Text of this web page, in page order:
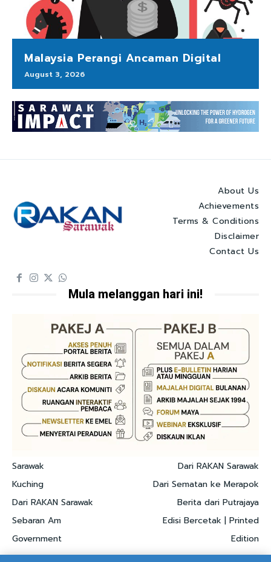
Malaysia Perangi Ancaman Digital
August 3, 2026
About Us
Achievements
Terms & Conditions
Disclaimer
Contact Us
Mula melanggan hari ini!
Sarawak
Kuching
Dari RAKAN Sarawak
Sebaran Am
Government
Dari RAKAN Sarawak
Dari Sematan ke Merapok
Berita dari Putrajaya
Edisi Bercetak | Printed
Edition